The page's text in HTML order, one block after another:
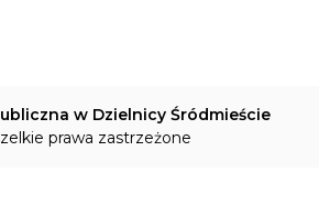
w Dzielnicy Śródmieście
prawa zastrzeżone